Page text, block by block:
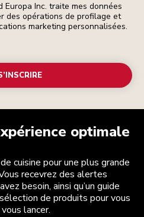
Europa Inc. traite mes données
des opérations de profilage et
marketing personnalisées.
optimale
cuisine pour une plus grande
recevrez des alertes
besoin, ainsi qu’un guide
de produits pour vous
lancer.